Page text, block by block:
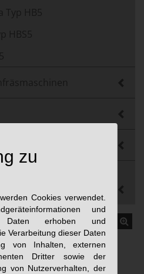
zu
Cookies verwendet.
und
Daten erhoben und
Verarbeitung dieser Daten
von Inhalten, externen
Dritter sowie der
von Nutzerverhalten, der